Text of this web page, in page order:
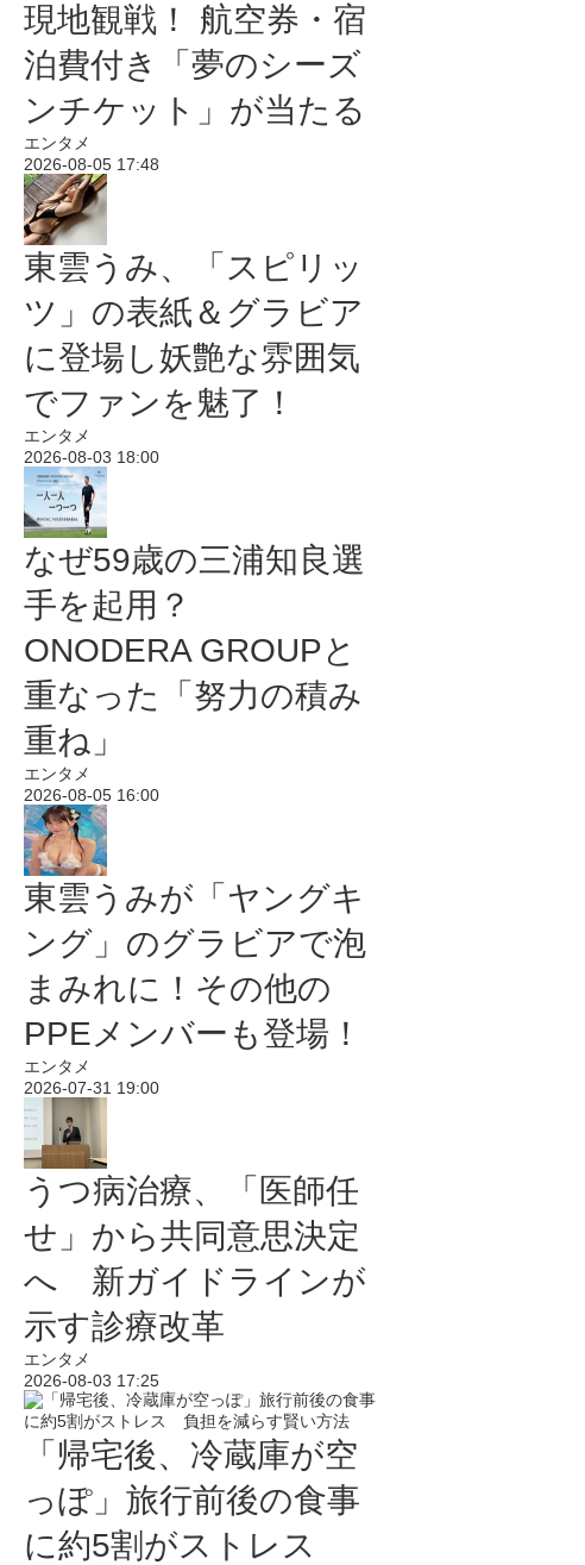
現地観戦！ 航空券・宿
泊費付き「夢のシーズ
ンチケット」が当たる
エンタメ
2026-08-05 17:48
東雲うみ、「スピリッ
ツ」の表紙＆グラビア
に登場し妖艶な雰囲気
でファンを魅了！
エンタメ
2026-08-03 18:00
なぜ59歳の三浦知良選
手を起用？
ONODERA GROUPと
重なった「努力の積み
重ね」
エンタメ
2026-08-05 16:00
東雲うみが「ヤングキ
ング」のグラビアで泡
まみれに！その他の
PPEメンバーも登場！
エンタメ
2026-07-31 19:00
うつ病治療、「医師任
せ」から共同意思決定
へ 新ガイドラインが
示す診療改革
エンタメ
2026-08-03 17:25
「帰宅後、冷蔵庫が空
っぽ」旅行前後の食事
に約5割がストレス